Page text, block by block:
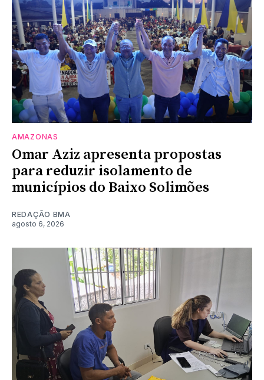
AMAZONAS
Omar Aziz apresenta propostas
para reduzir isolamento de
municípios do Baixo Solimões
REDAÇÃO BMA
agosto 6, 2026